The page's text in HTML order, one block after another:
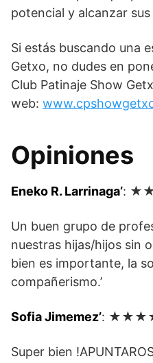
potencial y alcanzar
Si estás buscando una
Getxo, no dudes en
Club Patinaje Show
web:
Opiniones
Eneko R. Larrinaga’:
Un buen grupo de
nuestras hijas/hijos sin
bien es importante, la
compañerismo.’
Sofia Jimemez’:
Super bien